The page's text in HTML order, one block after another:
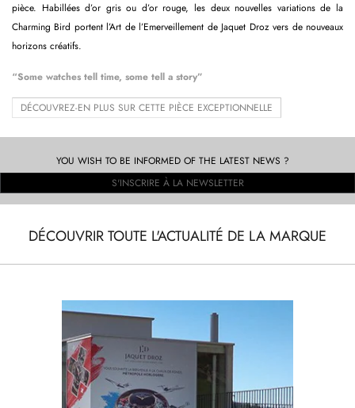
pièce. Habillées d’or gris ou d’or rouge, les deux nouvelles variations de la
Charming Bird portent l’Art de l’Emerveillement de Jaquet Droz vers de nouveaux
horizons créatifs.
“Some watches tell time, some tell a story”
DÉCOUVREZ-EN PLUS SUR CETTE PIÈCE EXCEPTIONNELLE
YOU WISH TO BE INFORMED OF THE LATEST NEWS ?
S'INSCRIRE À LA NEWSLETTER
DÉCOUVRIR TOUTE L'ACTUALITÉ DE LA MARQUE